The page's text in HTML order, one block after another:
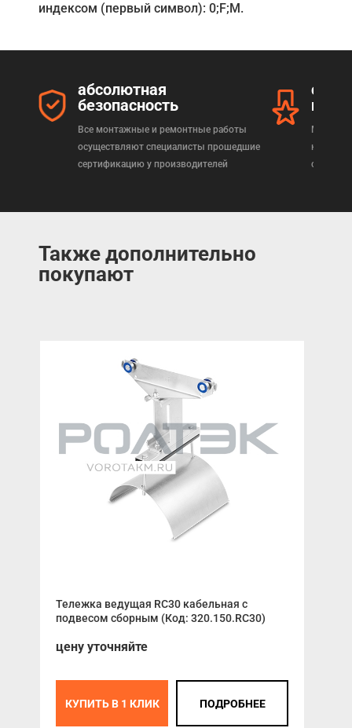
индексом (первый символ): 0;F;M.
абсолютная
безопасность
Все монтажные и ремонтные работы
осуществляют специалисты прошедшие
сертификацию у производителей
Мы
Также дополнительно
покупают
Тележка ведущая RC30 кабельная с
подвесом сборным (Код: 320.150.RC30)
цену уточняйте
КУПИТЬ В 1 КЛИК ПОДРОБНЕЕ